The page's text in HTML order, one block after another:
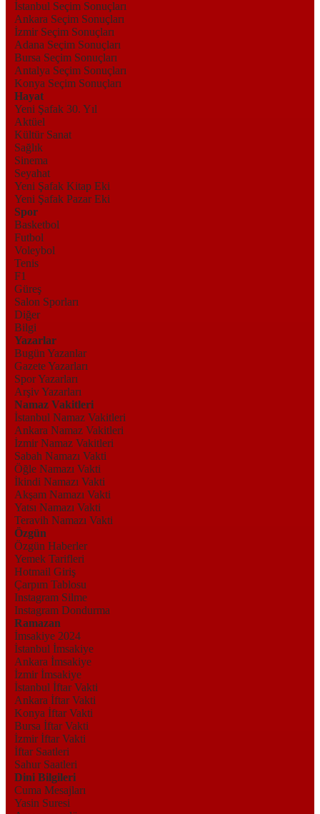
İstanbul Seçim Sonuçları
Ankara Seçim Sonuçları
İzmir Seçim Sonuçları
Adana Seçim Sonuçları
Bursa Seçim Sonuçları
Antalya Seçim Sonuçları
Konya Seçim Sonuçları
Hayat
Yeni Şafak 30. Yıl
Aktüel
Kültür Sanat
Sağlık
Sinema
Seyahat
Yeni Şafak Kitap Eki
Yeni Şafak Pazar Eki
Spor
Basketbol
Futbol
Voleybol
Tenis
F1
Güreş
Salon Sporları
Diğer
Bilgi
Yazarlar
Bugün Yazanlar
Gazete Yazarları
Spor Yazarları
Arşiv Yazarları
Namaz Vakitleri
İstanbul Namaz Vakitleri
Ankara Namaz Vakitleri
İzmir Namaz Vakitleri
Sabah Namazı Vakti
Öğle Namazı Vakti
İkindi Namazı Vakti
Akşam Namazı Vakti
Yatsı Namazı Vakti
Teravih Namazı Vakti
Özgün
Özgün Haberler
Yemek Tarifleri
Hotmail Giriş
Çarpım Tablosu
Instagram Silme
Instagram Dondurma
Ramazan
İmsakiye 2024
İstanbul İmsakiye
Ankara İmsakiye
İzmir İmsakiye
İstanbul İftar Vakti
Ankara İftar Vakti
Konya İftar Vakti
Bursa İftar Vakti
İzmir İftar Vakti
İftar Saatleri
Sahur Saatleri
Dini Bilgileri
Cuma Mesajları
Yasin Suresi